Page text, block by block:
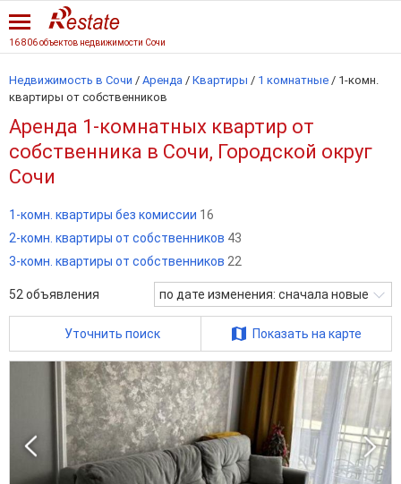
16 806 объектов недвижимости Сочи
Недвижимость в Сочи / Аренда / Квартиры / 1 комнатные / 1-комн.
квартиры от собственников
Аренда 1-комнатных квартир от
собственника в Сочи, Городской округ
Сочи
1-комн. квартиры без комиссии 16
2-комн. квартиры от собственников 43
3-комн. квартиры от собственников 22
52 объявления по дате изменения: сначала новые
Уточнить поиск Показать на карте